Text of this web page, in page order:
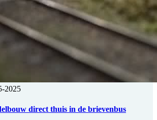
2025
direct thuis in de brievenbus